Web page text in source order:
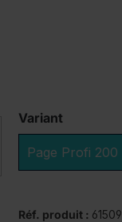
Variant
Page Profi 200
Réf. produit : 61509